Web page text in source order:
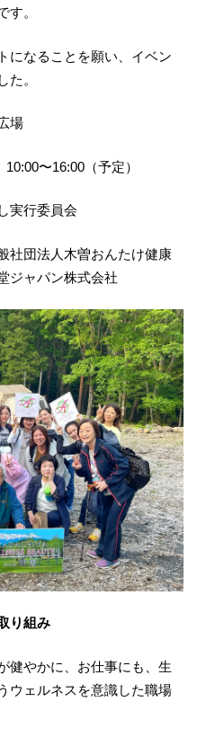
す。
になることを願い、イベン
た。
場
〜16:00（予定）
行委員会
団法人木曽おんたけ健康
ジャパン株式会社
り組み
健やかに、お仕事にも、生
ウェルネスを意識した職場